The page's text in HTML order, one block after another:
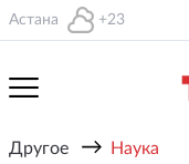
Астана +23
Другое → Наука